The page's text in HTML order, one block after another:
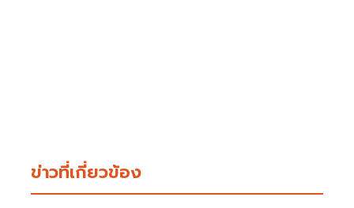
ข่าวที่เกี่ยวข้อง